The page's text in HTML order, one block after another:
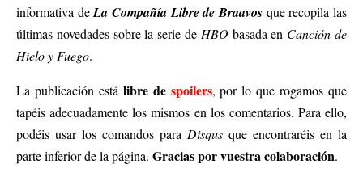
informativa deLa Compañía Libre de Braavos que recopila las
últimas novedades sobre la serie de HBObasada en Canción de
Hielo y Fuego.
La publicación está libre de spoilers, por lo que rogamos que
tapéis adecuadamente los mismos en los comentarios. Para ello,
podéis usar los comandos para Disqus que encontraréis en la
parte inferior de la página. Gracias por vuestra colaboración.